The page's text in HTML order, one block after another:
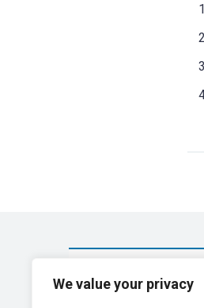
We value your privacy
Strangercam